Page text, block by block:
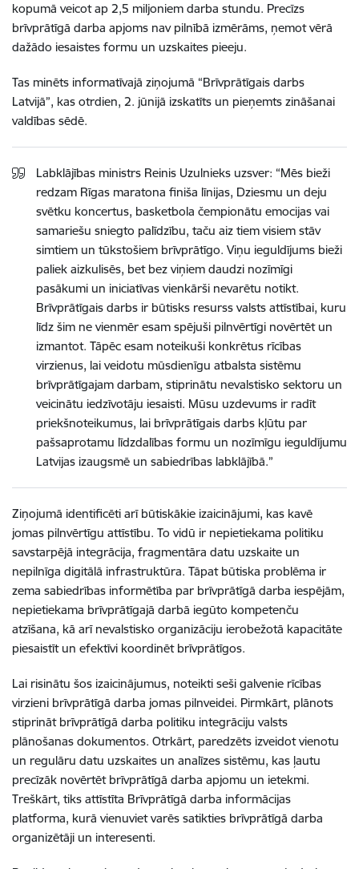
kopumā veicot ap 2,5 miljoniem darba stundu. Precīzs
brīvprātīgā darba apjoms nav pilnībā izmērāms, ņemot vērā
dažādo iesaistes formu un uzskaites pieeju.
Tas minēts informatīvajā ziņojumā “Brīvprātīgais darbs
Latvijā”, kas otrdien, 2. jūnijā izskatīts un pieņemts zināšanai
valdības sēdē.
Labklājības ministrs Reinis Uzulnieks uzsver: “Mēs bieži
redzam Rīgas maratona finiša līnijas, Dziesmu un deju
svētku koncertus, basketbola čempionātu emocijas vai
samariešu sniegto palīdzību, taču aiz tiem visiem stāv
simtiem un tūkstošiem brīvprātīgo. Viņu ieguldījums bieži
paliek aizkulisēs, bet bez viņiem daudzi nozīmīgi
pasākumi un iniciatīvas vienkārši nevarētu notikt.
Brīvprātīgais darbs ir būtisks resurss valsts attīstībai, kuru
līdz šim ne vienmēr esam spējuši pilnvērtīgi novērtēt un
izmantot. Tāpēc esam noteikuši konkrētus rīcības
virzienus, lai veidotu mūsdienīgu atbalsta sistēmu
brīvprātīgajam darbam, stiprinātu nevalstisko sektoru un
veicinātu iedzīvotāju iesaisti. Mūsu uzdevums ir radīt
priekšnoteikumus, lai brīvprātīgais darbs kļūtu par
pašsaprotamu līdzdalības formu un nozīmīgu ieguldījumu
Latvijas izaugsmē un sabiedrības labklājībā.”
Ziņojumā identificēti arī būtiskākie izaicinājumi, kas kavē
jomas pilnvērtīgu attīstību. To vidū ir nepietiekama politiku
savstarpējā integrācija, fragmentāra datu uzskaite un
nepilnīga digitālā infrastruktūra. Tāpat būtiska problēma ir
zema sabiedrības informētība par brīvprātīgā darba iespējām,
nepietiekama brīvprātīgajā darbā iegūto kompetenču
atzīšana, kā arī nevalstisko organizāciju ierobežotā kapacitāte
piesaistīt un efektīvi koordinēt brīvprātīgos.
Lai risinātu šos izaicinājumus, noteikti seši galvenie rīcības
virzieni brīvprātīgā darba jomas pilnveidei. Pirmkārt, plānots
stiprināt brīvprātīgā darba politiku integrāciju valsts
plānošanas dokumentos. Otrkārt, paredzēts izveidot vienotu
un regulāru datu uzskaites un analīzes sistēmu, kas ļautu
precīzāk novērtēt brīvprātīgā darba apjomu un ietekmi.
Treškārt, tiks attīstīta Brīvprātīgā darba informācijas
platforma, kurā vienuviet varēs satikties brīvprātīgā darba
organizētāji un interesenti.